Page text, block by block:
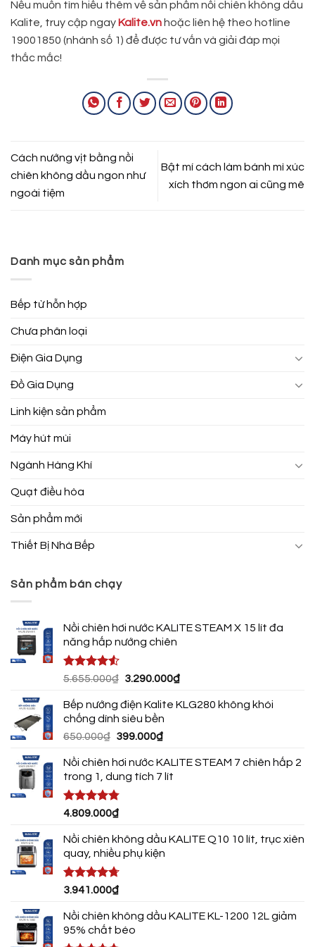
Nếu muốn tìm hiểu thêm về sản phẩm nồi chiên không dầu
Kalite, truy cập ngay Kalite.vn hoặc liên hệ theo hotline
19001850 (nhánh số 1) để được tư vấn và giải đáp mọi
thắc mắc!
Cách nướng vịt bằng nồi
chiên không dầu ngon như
ngoài tiệm
Bật mí cách làm bánh mì xúc
xích thơm ngon ai cũng mê
Danh mục sản phẩm
Bếp từ hỗn hợp
Chưa phân loại
Điện Gia Dụng
Đồ Gia Dụng
Linh kiện sản phẩm
Máy hút mùi
Ngành Hàng Khí
Quạt điều hòa
Sản phẩm mới
Thiết Bị Nhà Bếp
Sản phẩm bán chạy
Nồi chiên hơi nước KALITE STEAM X 15 lít đa
năng hấp nướng chiên
Được xếp
5 sao
5.655.000₫ Giá
là:
5.655.000₫.
3.290.000₫Giá
tại
Bếp nướng điện Kalite KLG280 không khói
chống dính siêu bền
650.000₫ Giá
là:
650.000₫.
399.000₫Giá
tại
là:
Nồi chiên hơi nước KALITE STEAM 7 chiên hấp 2
trong 1, dung tích 7 lít
Được xếp
5 sao
4.809.000₫
Nồi chiên không dầu KALITE Q10 10 lít, trục xiên
quay, nhiều phụ kiện
Được xếp
5 sao
3.941.000₫
Nồi chiên không dầu KALITE KL-1200 12L giảm
95% chất béo